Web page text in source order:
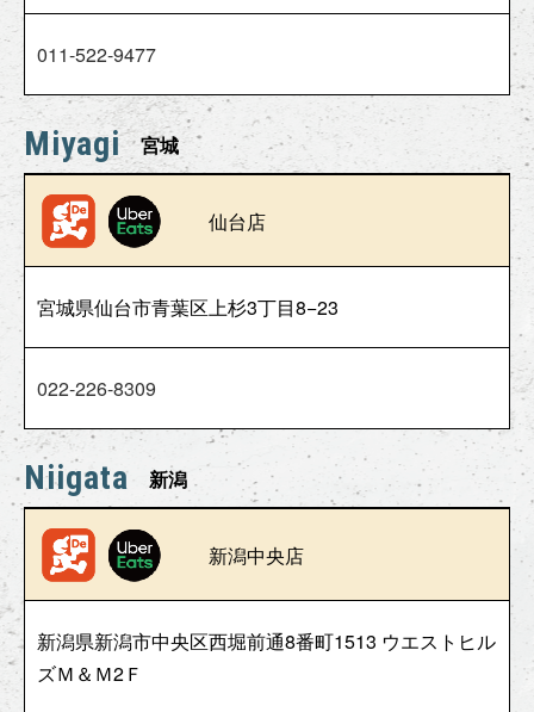
011-522-9477
Miyagi 宮城
仙台店
宮城県仙台市青葉区上杉3丁目8−23
022-226-8309
Niigata 新潟
新潟中央店
新潟県新潟市中央区西堀前通8番町1513 ウエストヒル
ズＭ＆Ｍ2Ｆ